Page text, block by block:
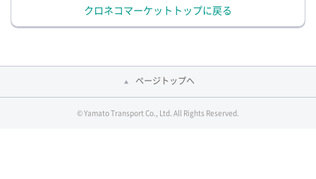
クロネコマーケットトップに戻る
ページトップへ
© Yamato Transport Co., Ltd. All Rights Reserved.